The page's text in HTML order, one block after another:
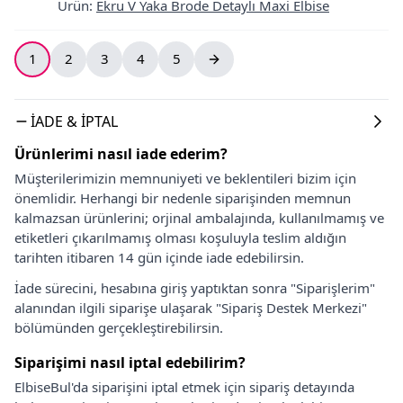
Ürün: Ekru V Yaka Brode Detaylı Maxi Elbise
1 2 3 4 5
İADE & İPTAL
Ürünlerimi nasıl iade ederim?
Müşterilerimizin memnuniyeti ve beklentileri bizim için
önemlidir. Herhangi bir nedenle siparişinden memnun
kalmazsan ürünlerini; orjinal ambalajında, kullanılmamış ve
etiketleri çıkarılmamış olması koşuluyla teslim aldığın
tarihten itibaren 14 gün içinde iade edebilirsin.
İade sürecini, hesabına giriş yaptıktan sonra "Siparişlerim"
alanından ilgili siparişe ulaşarak "Sipariş Destek Merkezi"
bölümünden gerçekleştirebilirsin.
Siparişimi nasıl iptal edebilirim?
ElbiseBul'da siparişini iptal etmek için sipariş detayında